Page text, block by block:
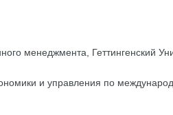
менеджмента, Геттингенский
и управления по